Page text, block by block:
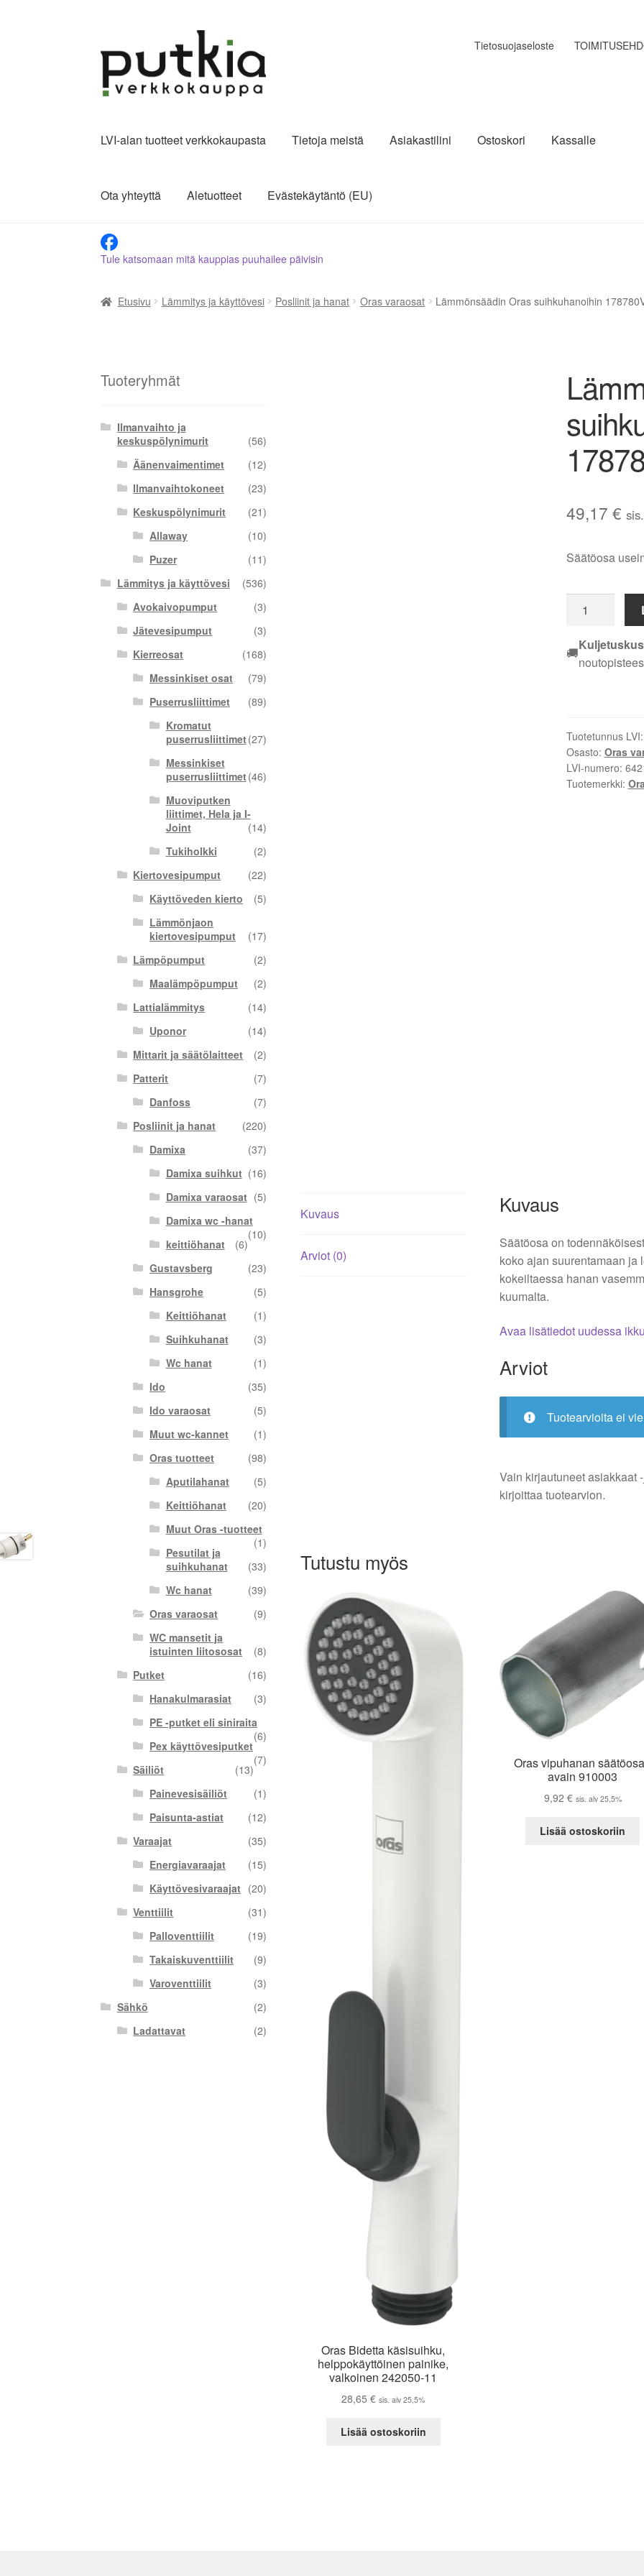
navigointiin
sisältöön
Tietosuojaseloste
LVI-alan tuotteet verkkokaupasta Tietoja meistä Asiakastilini Ostoskori Kassalle
Ota yhteyttä Aletuotteet Evästekäytäntö (EU)
Tule katsomaan mitä kauppias puuhailee päivisin
Etusivu Lämmitys ja käyttövesi Posliinit ja hanat Oras varaosat Lämmönsäädin Oras suihkuhanoihin
49,17 €
Säätöosa
Lämmönsäädin
Oras
suihkuhanoihin
178780V
🚚
Tuotetunnus
Osasto: Oras
LVI-numero:
Tuotemerkki:
Kuvaus
Arviot (0)
Kuvaus
Säätöosa on
koko ajan suurentamaan ja
kokeiltaessa hanan
kuumalta.
Avaa lisätiedot uudessa
Arviot
Tuotearvioita ei
Vain kirjautuneet asiakkaat
kirjoittaa tuotearvion.
Tutustu myös
Oras Bidetta käsisuihku,
helppokäyttöinen painike,
valkoinen 242050-11
28,65€ sis. alv 25,5%
Lisää ostoskoriin
Oras vipuhanan
avain 910003
9,92 € sis. alv 25,5%
Lisää ostoskoriin
Tuoteryhmät
Ilmanvaihto ja
keskuspölynimurit
(56)
Äänenvaimentimet
(12)
Ilmanvaihtokoneet
(23)
Keskuspölynimurit
(21)
Allaway
(10)
Puzer
(11)
Lämmitys ja käyttövesi
(536)
Avokaivopumput
(3)
Jätevesipumput
(3)
Kierreosat
(168)
Messinkiset osat
(79)
Puserrusliittimet
(89)
Kromatut
puserrusliittimet(27)
Messinkiset
puserrusliittimet(46)
Muoviputken
liittimet, Hela ja I-
Joint
(14)
Tukiholkki
(2)
Kiertovesipumput
(22)
Käyttöveden kierto
(5)
Lämmönjaon
kiertovesipumput
(17)
Lämpöpumput
(2)
Maalämpöpumput
(2)
Lattialämmitys
(14)
Uponor
(14)
Mittarit ja säätölaitteet
(2)
Patterit
(7)
Danfoss
(7)
Posliinit ja hanat
(220)
Damixa
(37)
Damixa suihkut (16)
Damixa varaosat (5)
Damixa wc -hanat
(10)
keittiöhanat
(6)
Gustavsberg
(23)
Hansgrohe
(5)
Keittiöhanat
(1)
Suihkuhanat
(3)
Wc hanat
(1)
Ido
(35)
Ido varaosat
(5)
Muut wc-kannet
(1)
Oras tuotteet
(98)
Aputilahanat
(5)
Keittiöhanat
(20)
Muut Oras -tuotteet
(1)
Pesutilat ja
suihkuhanat
(33)
Wc hanat
(39)
Oras varaosat
(9)
WC mansetit ja
istuinten liitososat
(8)
Putket
(16)
Hanakulmarasiat
(3)
PE -putket eli siniraita
(6)
Pex käyttövesiputket
(7)
Säiliöt
(13)
Painevesisäiliöt
(1)
Paisunta-astiat
(12)
Varaajat
(35)
Energiavaraajat
(15)
Käyttövesivaraajat (20)
Venttiilit
(31)
Palloventtiilit
(19)
Takaiskuventtiilit
(9)
Varoventtiilit
(3)
Sähkö
(2)
Ladattavat
(2)